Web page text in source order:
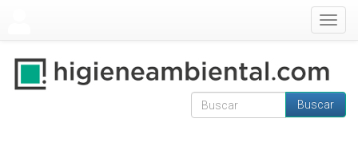
Formulario de
Buscar